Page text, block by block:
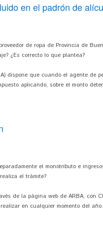
en el padrón de
de ropa de Provincia de
¿Es correcto lo que plantea?
dispone que cuando el agente de
aplicando, sobre el monto
el monotributo e
el trámite?
de la página web de ARBA, con
en cualquier momento del